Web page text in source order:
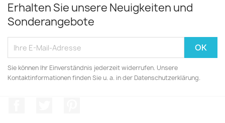
Erhalten Sie unsere Neuigkeiten und
Sonderangebote
Sie können Ihr Einverständnis jederzeit widerrufen. Unsere
Kontaktinformationen finden Sie u. a. in der Datenschutzerklärung.